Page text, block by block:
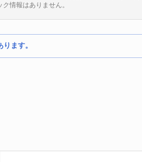
情報はありません。
ます。